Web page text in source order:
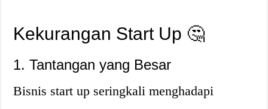
Kekurangan Start Up 🤔
1. Tantangan yang Besar
Bisnis start up seringkali menghadapi